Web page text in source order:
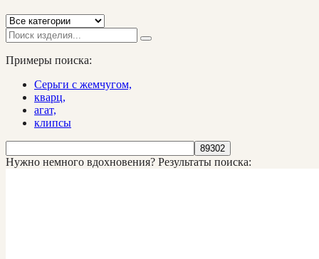
Примеры поиска:
Серьги с жемчугом,
кварц,
агат,
клипсы
Нужно немного вдохновения? Результаты поиска: